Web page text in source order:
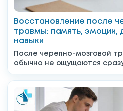
Восстановление после
травмы: память, эмоции,
навыки
После черепно-мозговой
обычно не ощущаются